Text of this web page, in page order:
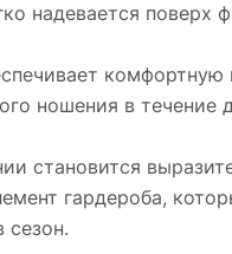
надевается поверх
ношения в
становится
гардероба,
сезон.